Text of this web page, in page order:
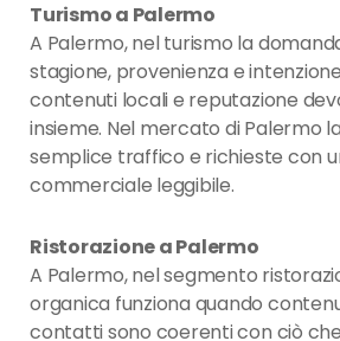
Turismo a Palermo
A Palermo, nel turismo la
stagione, provenienza e
contenuti locali e reputazione
insieme. Nel mercato di Palermo
semplice traffico e richieste con
commerciale leggibile.
Ristorazione a Palermo
A Palermo, nel segmento
organica funziona quando
contatti sono coerenti con ciò